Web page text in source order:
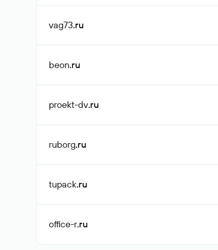
vag73.ru
beon.ru
proekt-dv.ru
ruborg.ru
tupack.ru
office-r.ru